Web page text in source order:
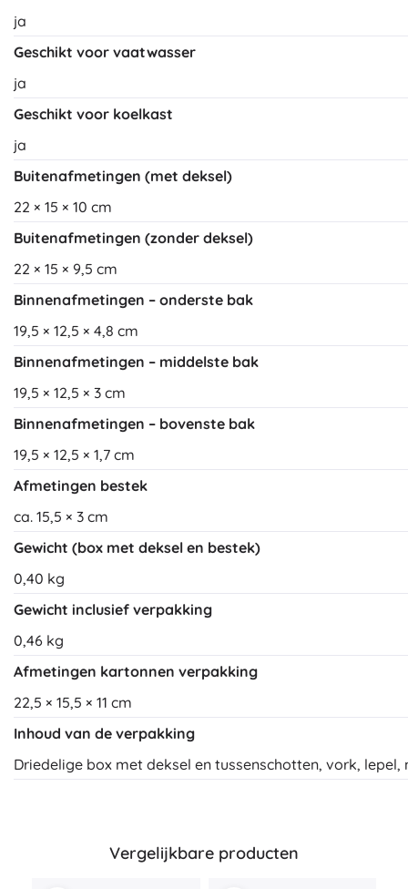
ja
Geschikt voor vaatwasser
ja
Geschikt voor koelkast
ja
Buitenafmetingen (met deksel)
22 × 15 × 10 cm
Buitenafmetingen (zonder deksel)
22 × 15 × 9,5 cm
Binnenafmetingen – onderste bak
19,5 × 12,5 × 4,8 cm
Binnenafmetingen – middelste bak
19,5 × 12,5 × 3 cm
Binnenafmetingen – bovenste bak
19,5 × 12,5 × 1,7 cm
Afmetingen bestek
ca. 15,5 × 3 cm
Gewicht (box met deksel en bestek)
0,40 kg
Gewicht inclusief verpakking
0,46 kg
Afmetingen kartonnen verpakking
22,5 × 15,5 × 11 cm
Inhoud van de verpakking
Driedelige box met deksel en tussenschotten, vork, lepel,
Vergelijkbare producten